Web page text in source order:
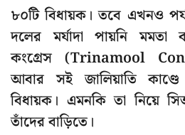
৮০টি বিধায়ক। তবে এখনও
দলের মর্যাদা পায়নি মমতা
কংগ্রেস (Trinamool
আবার সই জালিয়াতি
বিধায়ক। এমনকি তা নিয়ে
তাঁদের বাড়িতে।